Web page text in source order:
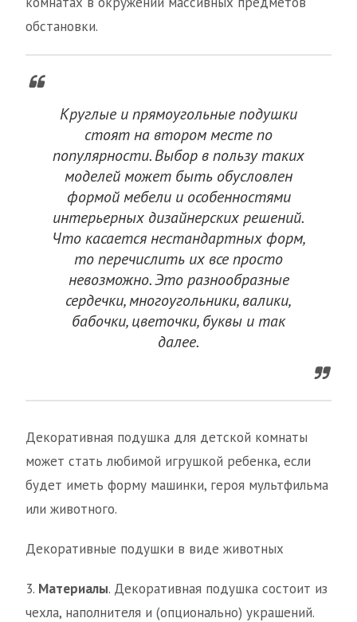
обстановки.
Круглые и прямоугольные подушки
стоят на втором месте по
популярности. Выбор в пользу таких
моделей может быть обусловлен
формой мебели и особенностями
интерьерных дизайнерских решений.
Что касается нестандартных форм,
то перечислить их все просто
невозможно. Это разнообразные
сердечки, многоугольники, валики,
бабочки, цветочки, буквы и так
далее.
Декоративная подушка для детской комнаты
может стать любимой игрушкой ребенка, если
будет иметь форму машинки, героя мультфильма
или животного.
Декоративные подушки в виде животных
3. Материалы. Декоративная подушка состоит из
чехла, наполнителя и (опционально) украшений.